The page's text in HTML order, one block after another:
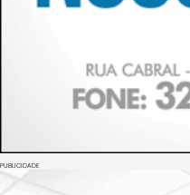
PUBLICIDADE